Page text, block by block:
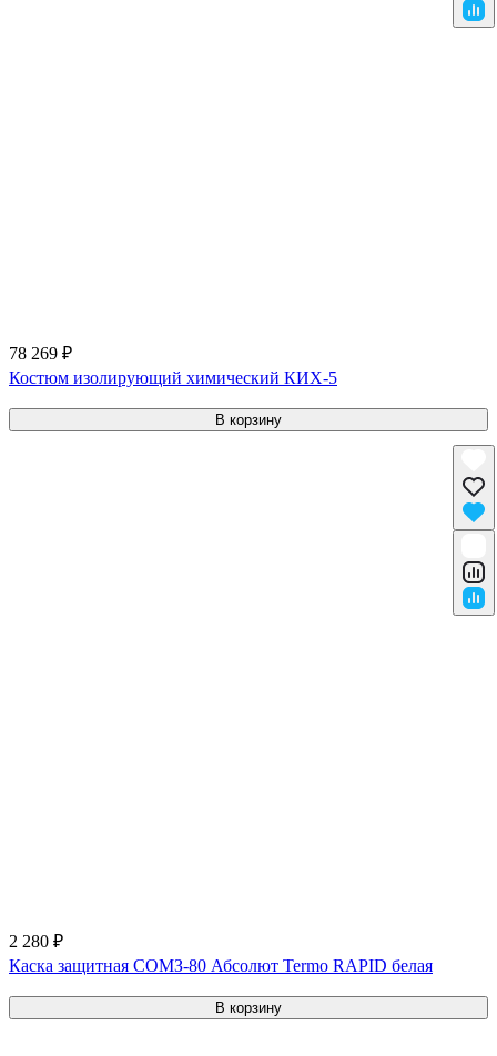
78 269 ₽
Костюм изолирующий химический КИХ-5
В корзину
2 280 ₽
Каска защитная СОМЗ-80 Абсолют Termo RAPID белая
В корзину